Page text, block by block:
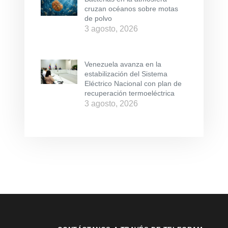
cruzan océanos sobre motas
de polvo
3 agosto, 2026
Venezuela avanza en la
estabilización del Sistema
Eléctrico Nacional con plan de
recuperación termoeléctrica
3 agosto, 2026